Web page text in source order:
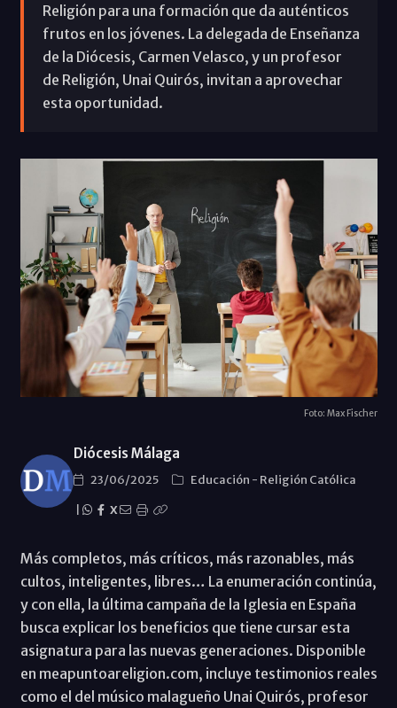
Religión para una formación que da auténticos
frutos en los jóvenes. La delegada de Enseñanza
de la Diócesis, Carmen Velasco, y un profesor
de Religión, Unai Quirós, invitan a aprovechar
esta oportunidad.
Foto: Max Fischer
Diócesis Málaga
23/06/2025 Educación - Religión Católica
X
Más completos, más críticos, más razonables, más
cultos, inteligentes, libres… La enumeración continúa,
y con ella, la última campaña de la Iglesia en España
busca explicar los beneficios que tiene cursar esta
asignatura para las nuevas generaciones. Disponible
en meapuntoareligion.com, incluye testimonios reales
como el del músico malagueño Unai Quirós, profesor